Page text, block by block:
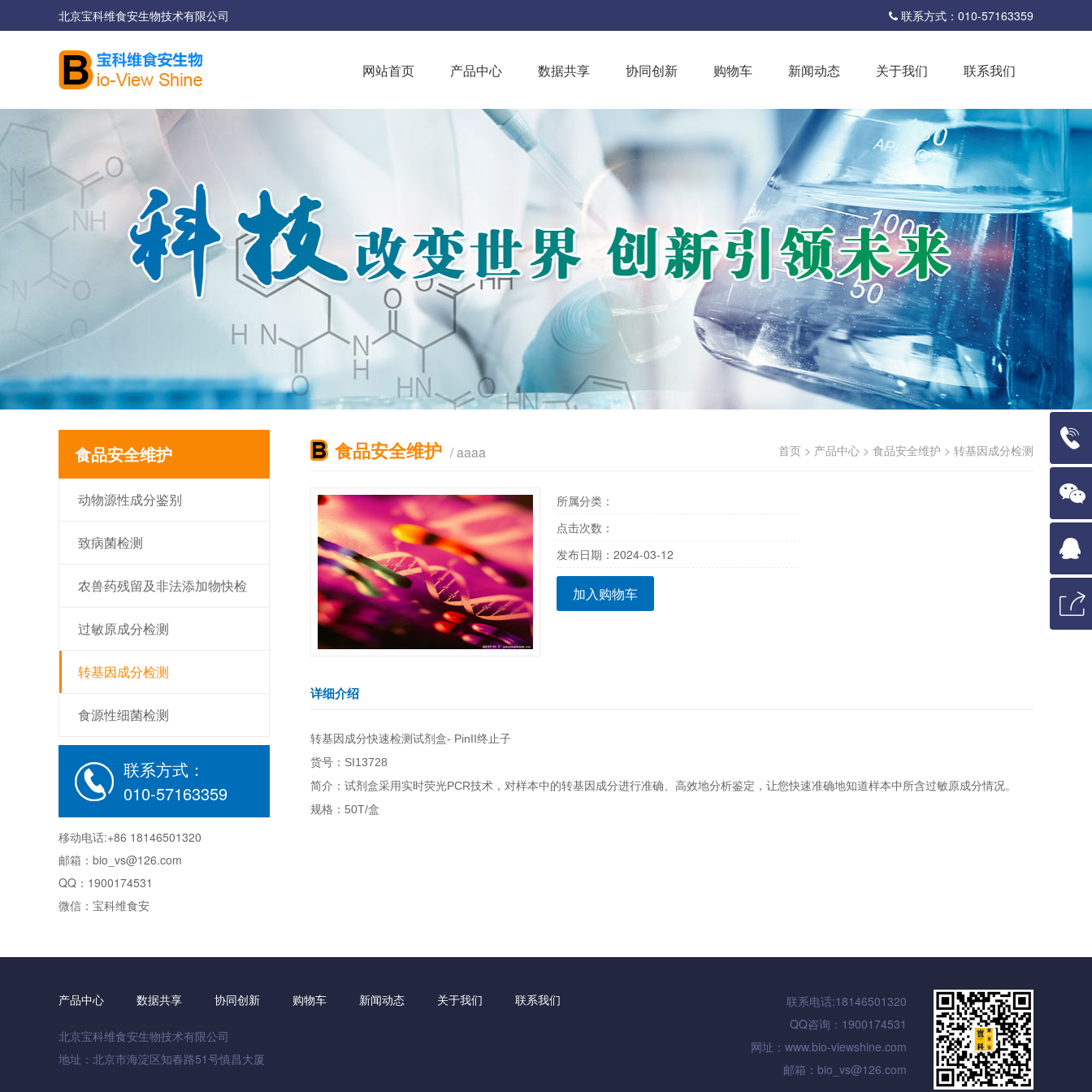
北京宝科维食安生物技术有限公司 联系方式：010-57163359
网站首页 产品中心 数据共享 协同创新 购物车 新闻动态 关于我们 联系我们
食品安全维护
动物源性成分鉴别
致病菌检测
农兽药残留及非法添加物快检
过敏原成分检测
转基因成分检测
食源性细菌检测
联系方式：
010-57163359
移动电话:+86 18146501320
邮箱：bio_vs@126.com
QQ：1900174531
微信：宝科维食安
首页 > 产品中心 > 食品安全维护 > 转基因成分检测
食品安全维护 / aaaa
所属分类：
点击次数：
发布日期：2024-03-12
加入购物车
详细介绍
转基因成分快速检测试剂盒- PinII终止子
货号： SI13728
简介：试剂盒采用实时荧光PCR技术，对样本中的转基因成分进行准确、高效地分析鉴定，让您快速准确地知道样本中所含过敏原成分情况。
规格： 50T/盒
产品中心 数据共享 协同创新 购物车 新闻动态 关于我们 联系我们
北京宝科维食安生物技术有限公司
地址：北京市海淀区知春路51号慎昌大厦
联系电话:18146501320
QQ咨询：1900174531
网址：www.bio-viewshine.com
邮箱：bio_vs@126.com
方微
信
击咨